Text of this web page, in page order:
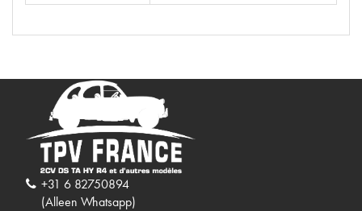
+31 6 82750894
(Alleen Whatsapp)